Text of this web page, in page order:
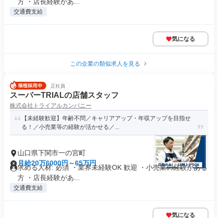
交通費支給
気になる
この企業の類似求人を見る
正社員
スーパーTRIALの店舗スタッフ
株式会社トライアルカンパニー
【未経験歓迎】年齢不問／キャリアアップ・年収アップを目指せ
る！／小売業等の経験が活かせる／...
山口県下関市一の宮町
月給20万6000円～65万円
求める人材: 必須 ・業界未経験OK 歓迎 ・小売業の経験がある
方 ・店長経験があ...
交通費支給
気になる